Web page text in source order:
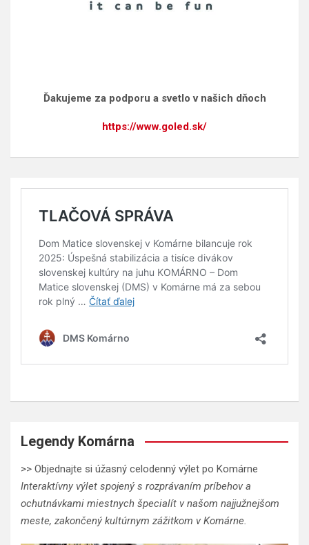
Ďakujeme za podporu a svetlo v našich dňoch
https://www.goled.sk/
Legendy Komárna
>> Objednajte si úžasný celodenný výlet po Komárne
Interaktívny výlet spojený s rozprávaním príbehov a
ochutnávkami miestnych špecialít v našom najjužnejšom
meste, zakončený kultúrnym zážitkom v Komárne.